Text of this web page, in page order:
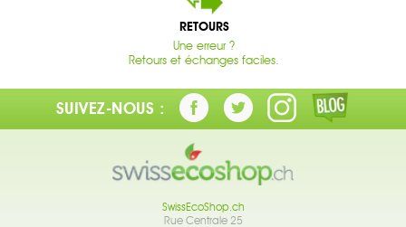
RETOURS
Une erreur ?
Retours et échanges faciles.
SUIVEZ-NOUS :
SwissEcoShop.ch
Rue Centrale 25